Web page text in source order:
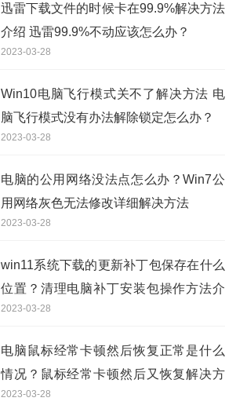
迅雷下载文件的时候卡在99.9%解决方法
介绍 迅雷99.9%不动应该怎么办？
2023-03-28
Win10电脑飞行模式关不了解决方法 电
脑飞行模式没有办法解除锁定怎么办？
2023-03-28
电脑的公用网络没法点怎么办？Win7公
用网络灰色无法修改详细解决方法
2023-03-28
win11系统下载的更新补丁包保存在什么
位置？清理电脑补丁安装包操作方法介
绍
2023-03-28
电脑鼠标经常卡顿然后恢复正常是什么
情况？鼠标经常卡顿然后又恢复解决方
法
2023-03-28